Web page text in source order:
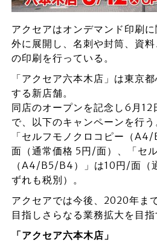
アクセアはオンデマンド印刷
外に展開し、名刺や封筒、資
の印刷を行っている。
「アクセア六本木店」は東京
する新店舗。
同店のオープンを記念し6月12
で、以下のキャンペーンを行う
「セルフモノクロコピー（
面（通常価格 5円/面）、「セ
（A4/B5/B4）」は10円/面（
ずれも税別）。
アクセアでは今後、2020年ま
目指しさらなる業務拡大を目指
「アクセア六本木店」